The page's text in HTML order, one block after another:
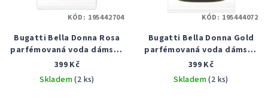
Bugatti Bella Donna Rosa
parfémovaná voda dámská
60 ml tester
399 Kč
Skladem(2 ks)
KÓD: 195442704
Bugatti Bella Donna Gold
parfémovaná voda dámská
60 ml tester
399 Kč
Skladem(2 ks)
KÓD: 195444072